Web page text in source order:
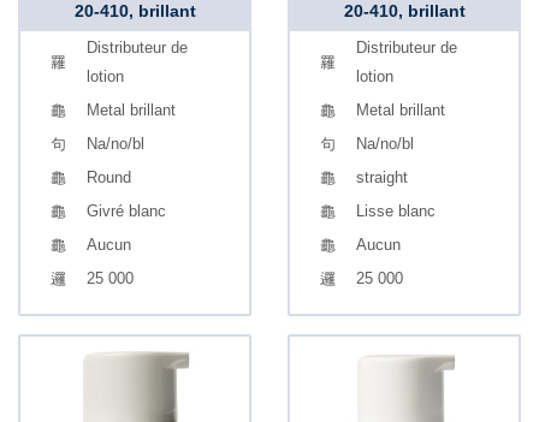
20-410, brillant
Distributeur de
lotion
Metal brillant
Na/no/bl
Round
Givré blanc
Aucun
25 000
20-410, brillant
Distributeur de
lotion
Metal brillant
Na/no/bl
straight
Lisse blanc
Aucun
25 000